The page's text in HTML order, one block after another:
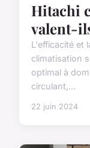
Hitachi
valent-
L'efficacité et
climatisation
optimal à
circulant,...
22 juin 2024